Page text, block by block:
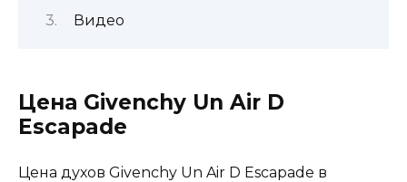
Видео
Цена Givenchy Un Air D
Escapade
Цена духов Givenchy Un Air D Escapade в